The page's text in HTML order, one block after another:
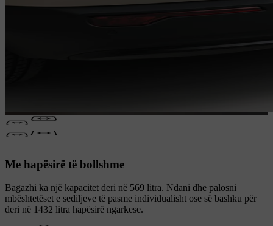
Me hapësirë të bollshme
Bagazhi ka një kapacitet deri në 569 litra. Ndani dhe palosni
mbështetëset e sediljeve të pasme individualisht ose së bashku për
deri në 1432 litra hapësirë ngarkese.